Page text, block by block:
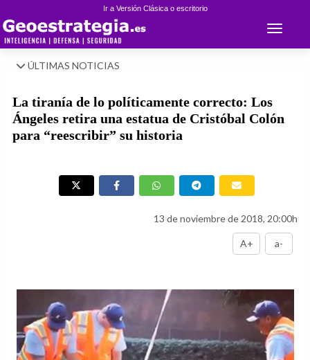
Ir a Versión Clásica o escritorio
Toggle
ÚLTIMAS NOTICIAS
La tiranía de lo políticamente correcto: Los
Ángeles retira una estatua de Cristóbal Colón
para “reescribir” su historia
13 de noviembre de 2018, 20:00h
A+ a-